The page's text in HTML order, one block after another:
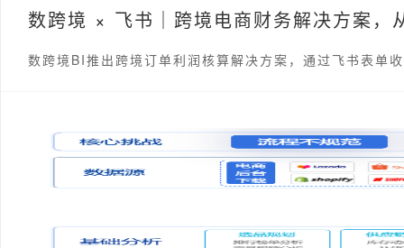
数跨境 × 飞书｜跨境电商财务解决方案，
数跨境BI推出跨境订单利润核算解决方案，通过飞书表单